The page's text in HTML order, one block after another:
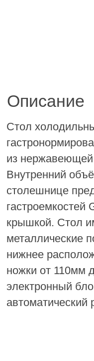
Описание
Стол
из
Внутренний
столешнице
гастроемкостей
крышкой. Стол
металлические
нижнее
ножки от 110мм
электронный
автоматический